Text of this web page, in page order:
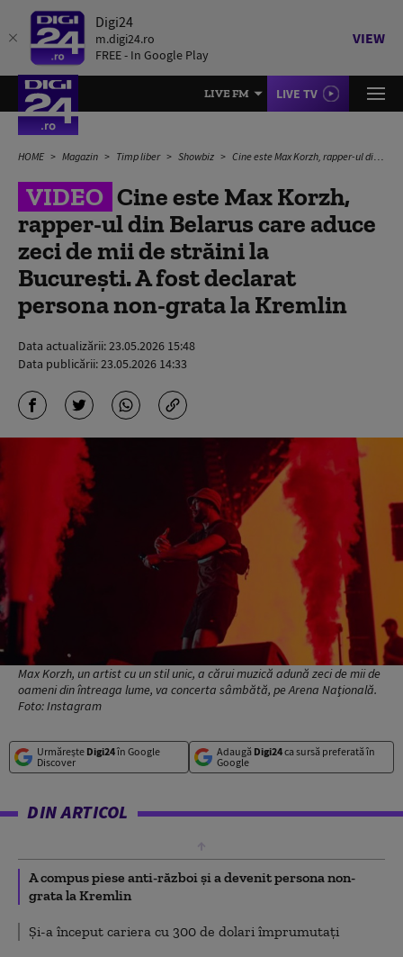
Digi24
m.digi24.ro
FREE - In Google Play
VIEW
LIVE FM LIVE TV
HOME Magazin Timp liber Showbiz Cine este Max Korzh, rapper-ul din Belarus care aduce zeci de mii de străini la București. A fost declarat persona non-grata la Kremlin
VIDEO Cine este Max Korzh,
rapper-ul din Belarus care aduce
zeci de mii de străini la
București. A fost declarat
persona non-grata la Kremlin
Data actualizării:23.05.2026 15:48
Data publicării:23.05.2026 14:33
Max Korzh, un artist cu un stil unic, a cărui muzică adună zeci de mii de
oameni din întreaga lume, va concerta sâmbătă, pe Arena Naţională.
Foto: Instagram
Urmărește Digi24în Google
Discover
Adaugă Digi24ca sursă preferată în
Google
DIN ARTICOL
A compus piese anti-război şi a devenit persona non-
grata la Kremlin
Și-a început cariera cu 300 de dolari împrumutați